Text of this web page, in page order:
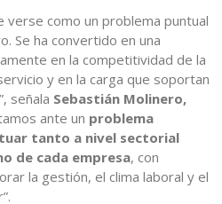
verse como un problema puntual
Se ha convertido en una
en la competitividad de la
y en la carga que soportan
señala Sebastián Molinero,
ante un problema
tanto a nivel sectorial
de cada empresa, con
la gestión, el clima laboral y el